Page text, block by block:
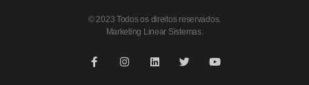
© 2023 Todos os direitos reservados.
Marketing Linear Sistemas.